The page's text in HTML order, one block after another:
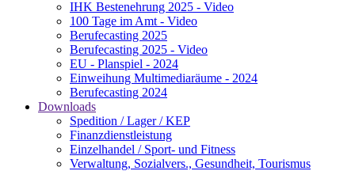
IHK Bestenehrung 2025 - Video
100 Tage im Amt - Video
Berufecasting 2025
Berufecasting 2025 - Video
EU - Planspiel - 2024
Einweihung Multimediaräume - 2024
Berufecasting 2024
Downloads
Spedition / Lager / KEP
Finanzdienstleistung
Einzelhandel / Sport- und Fitness
Verwaltung, Sozialvers., Gesundheit, Tourismus